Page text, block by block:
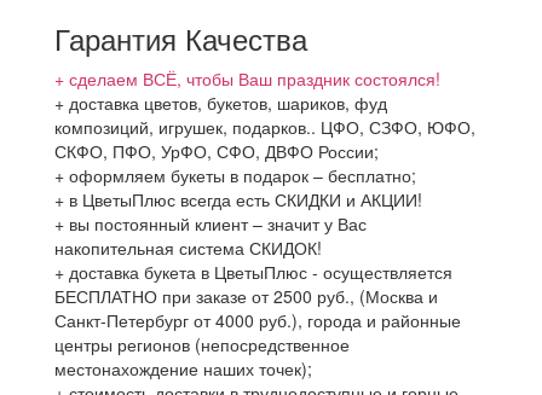
Гарантия Качества
+ сделаем ВСЁ, чтобы Ваш праздник состоялся!
+ доставка цветов, букетов, шариков, фуд
композиций, игрушек, подарков.. ЦФО, СЗФО, ЮФО,
СКФО, ПФО, УрФО, СФО, ДВФО России;
+ оформляем букеты в подарок – бесплатно;
+ в ЦветыПлюс всегда есть СКИДКИ и АКЦИИ!
+ вы постоянный клиент – значит у Вас
накопительная система СКИДОК!
+ доставка букета в ЦветыПлюс - осуществляется
БЕСПЛАТНО при заказе от 2500 руб., (Москва и
Санкт-Петербург от 4000 руб.), города и районные
центры регионов (непосредственное
местонахождение наших точек);